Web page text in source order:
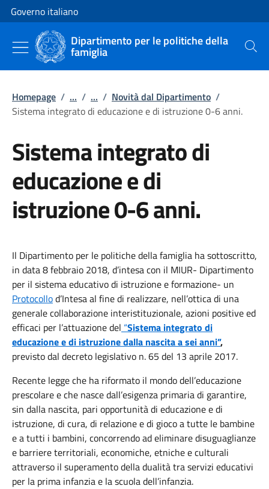
Vai al contenuto
Vai alla navigazione del sito
Governo italiano
Dipartimento per le politiche della
famiglia Cerca
Homepage / ... / ... / Novità dal Dipartimento /
Sistema integrato di educazione e di istruzione 0-6 anni.
Sistema integrato di
educazione e di
istruzione 0-6 anni.
Il Dipartimento per le politiche della famiglia ha sottoscritto,
in data 8 febbraio 2018, d’intesa con il MIUR- Dipartimento
per il sistema educativo di istruzione e formazione- un
Protocollod’Intesa al fine di realizzare, nell’ottica di una
generale collaborazione interistituzionale, azioni positive ed
efficaci per l’attuazione del “Sistema integrato di
educazione e di istruzione dalla nascita a sei anni”,
previsto dal decreto legislativo n. 65 del 13 aprile 2017.
Recente legge che ha riformato il mondo dell’educazione
prescolare e che nasce dall’esigenza primaria di garantire,
sin dalla nascita, pari opportunità di educazione e di
istruzione, di cura, di relazione e di gioco a tutte le bambine
e a tutti i bambini, concorrendo ad eliminare disuguaglianze
e barriere territoriali, economiche, etniche e culturali
attraverso il superamento della dualità tra servizi educativi
per la prima infanzia e la scuola dell’infanzia.